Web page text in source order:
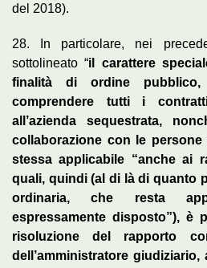
del 2018).
28. In particolare, nei
sottolineato “il carattere
finalità di ordine
comprendere tutti i
all’azienda sequestrata,
collaborazione con le
stessa applicabile “anche ai
quali, quindi (al di là di quanto
ordinaria, che resta
espressamente disposto”), è
risoluzione del rapporto
dell’amministratore